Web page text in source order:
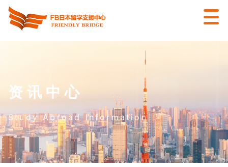
资讯中心
Study Abroad Information